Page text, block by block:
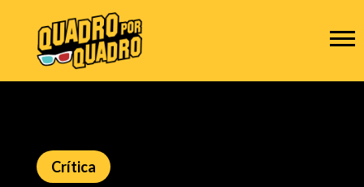
Crítica